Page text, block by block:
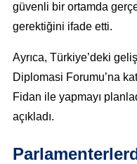
güvenli bir ortamda
gerektiğini ifade etti.
Ayrıca, Türkiye’deki
Diplomasi Forumu’na
Fidan ile yapmayı
açıkladı.